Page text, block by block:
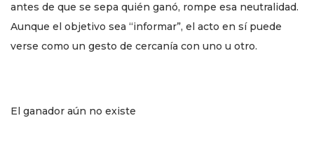
antes de que se sepa quién ganó, rompe esa neutralidad.
Aunque el objetivo sea “informar”, el acto en sí puede
verse como un gesto de cercanía con uno u otro.
El ganador aún no existe